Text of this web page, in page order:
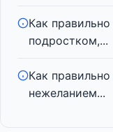
Как
подростком,...
Как
нежеланием...